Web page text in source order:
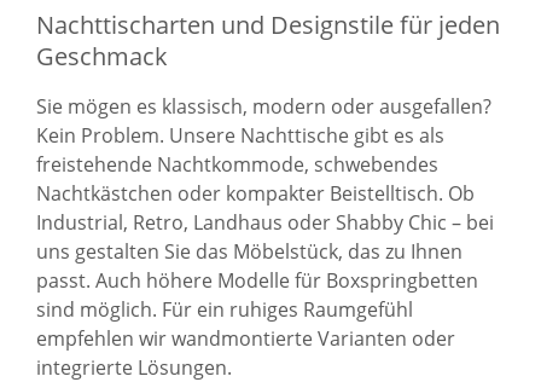
Nachttischarten und Designstile für jeden
Geschmack
Sie mögen es klassisch, modern oder ausgefallen?
Kein Problem. Unsere Nachttische gibt es als
freistehende Nachtkommode, schwebendes
Nachtkästchen oder kompakter Beistelltisch. Ob
Industrial, Retro, Landhaus oder Shabby Chic – bei
uns gestalten Sie das Möbelstück, das zu Ihnen
passt. Auch höhere Modelle für Boxspringbetten
sind möglich. Für ein ruhiges Raumgefühl
empfehlen wir wandmontierte Varianten oder
integrierte Lösungen.